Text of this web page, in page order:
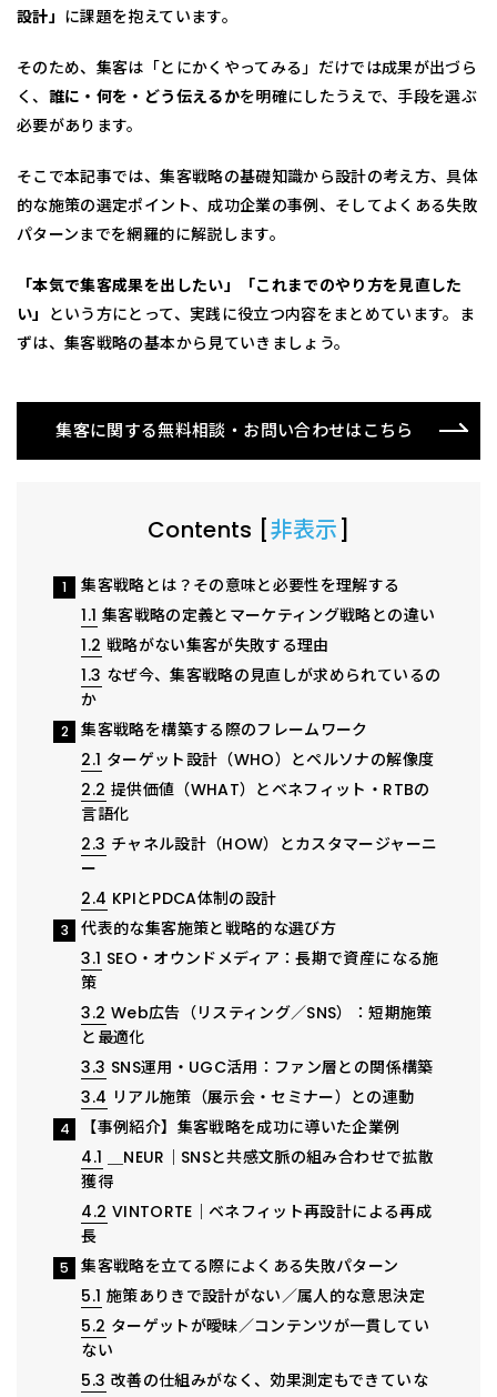
設計」 に課題を抱えています。
そのため、集客は「とにかくやってみる」だけでは成果が出づら
く、 誰に・何を・どう伝えるかを明確にしたうえで、手段を選ぶ
必要があります。
そこで本記事では、集客戦略の基礎知識から設計の考え方、具体
的な施策の選定ポイント、成功企業の事例、そしてよくある失敗
パターンまでを網羅的に解説します。
「本気で集客成果を出したい」「これまでのやり方を見直した
い」 という方にとって、実践に役立つ内容をまとめています。ま
ずは、集客戦略の基本から見ていきましょう。
集客に関する無料相談・お問い合わせはこちら
Contents [非表示]
1
集客戦略とは？その意味と必要性を理解する
1.1 集客戦略の定義とマーケティング戦略との違い
1.2 戦略がない集客が失敗する理由
1.3 なぜ今、集客戦略の見直しが求められているの
か
2
集客戦略を構築する際のフレームワーク
2.1 ターゲット設計（WHO）とペルソナの解像度
2.2 提供価値（WHAT）とベネフィット・RTBの
言語化
2.3 チャネル設計（HOW）とカスタマージャーニ
ー
2.4 KPIとPDCA体制の設計
3
代表的な集客施策と戦略的な選び方
3.1 SEO・オウンドメディア：長期で資産になる施
策
3.2 Web広告（リスティング／SNS）：短期施策
と最適化
3.3 SNS運用・UGC活用：ファン層との関係構築
3.4 リアル施策（展示会・セミナー）との連動
4
【事例紹介】集客戦略を成功に導いた企業例
4.1 ＿NEUR｜SNSと共感文脈の組み合わせで拡散
獲得
4.2 VINTORTE｜ベネフィット再設計による再成
長
5
集客戦略を立てる際によくある失敗パターン
5.1 施策ありきで設計がない／属人的な意思決定
5.2 ターゲットが曖昧／コンテンツが一貫してい
ない
5.3 改善の仕組みがなく、効果測定もできていな